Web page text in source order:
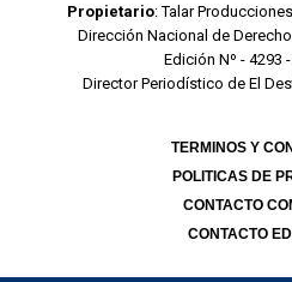
Propietario: Talar
Dirección Nacional de
Edición Nº - 4293
Director Periodístico de El
TERMINOS Y
POLITICAS DE
CONTACTO
CONTACTO